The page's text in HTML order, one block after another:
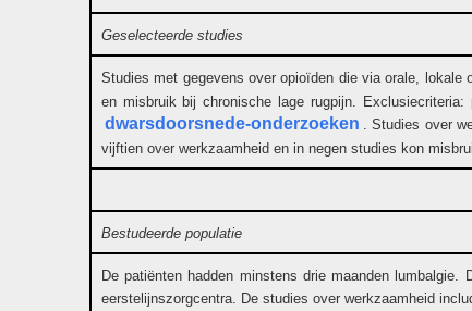
Geselecteerde studies
Studies met gegevens over opioïden die via orale, lokale
en misbruik bij chronische lage rugpijn.
dwarsdoorsnede-onderzoeken . Studies over
vijftien over werkzaamheid en in negen studies kon
Bestudeerde populatie
De patiënten hadden minstens drie maanden
eerstelijnszorgcentra. De studies over werkzaamheid